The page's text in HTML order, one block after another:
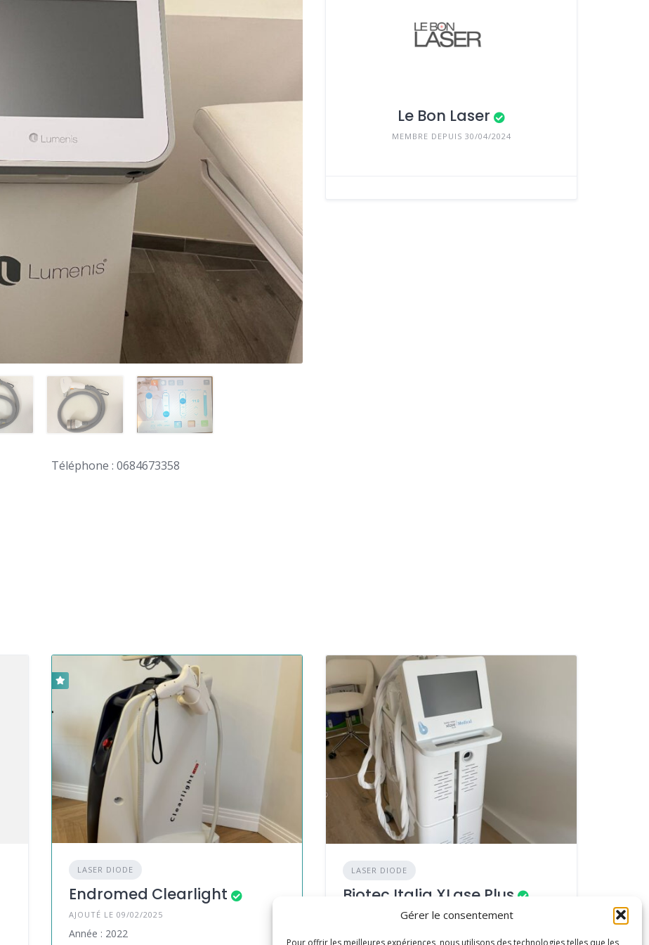
Gérer le consentement
Pour offrir les meilleures expériences, nous utilisons des technologies telles que les
Téléphone : 0684673358
Le Bon Laser
MEMBRE DEPUIS 30/04/2024
LASER DIODE
Endromed Clearlight
AJOUTÉ LE 09/02/2025
Année : 2022
LASER DIODE
Biotec Italia XLase Plus
AJOUTÉ LE 08/11/2024